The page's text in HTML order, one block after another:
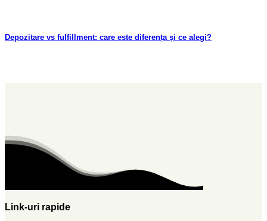
Depozitare vs fulfillment: care este diferența și ce alegi?
Link-uri rapide